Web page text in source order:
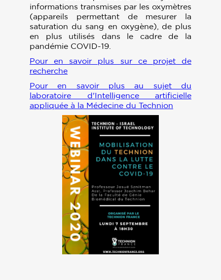
informations transmises par les oxymètres
(appareils permettant de mesurer la
saturation du sang en oxygène), de plus
en plus utilisés dans le cadre de la
pandémie COVID-19.
Pour en savoir plus sur ce projet de
recherche
Pour en savoir plus au sujet du
laboratoire d'Intelligence artificielle
appliquée à la Médecine du Technion